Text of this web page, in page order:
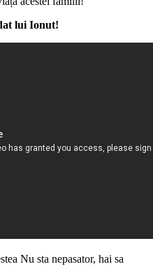
lui Ionut!
Nu sta nepasator, hai sa